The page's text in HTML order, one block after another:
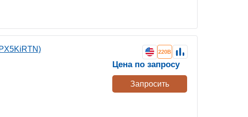
220В
Цена по запросу
Запросить